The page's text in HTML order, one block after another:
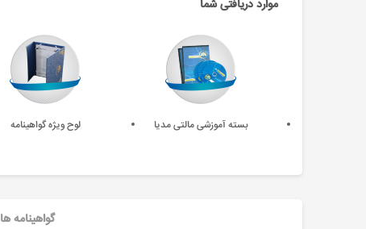
موارد دریافتی شما
بسته آموزشی مالتی مدیا لوح ویژه گواهینامه
گواهینامه ها